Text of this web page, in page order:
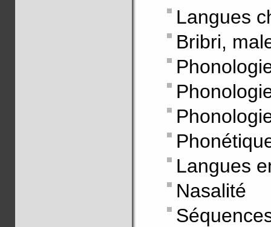
Langues
Bribri,
Langues
Nasalité